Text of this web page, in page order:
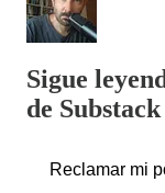
Sigue
de Substack
Reclamar mi